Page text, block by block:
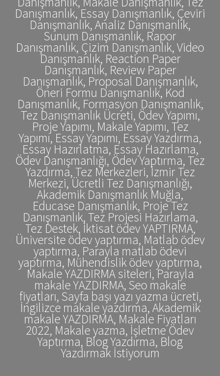
Danışmanlık, Essay Danışmanlık, Çeviri
Danışmanlık, Analiz Danışmanlık,
Sunum Danışmanlık, Rapor
Danışmanlık, Çizim Danışmanlık, Video
Danışmanlık, Reaction Paper
Danışmanlık, Review Paper
Danışmanlık, Proposal Danışmanlık,
Öneri Formu Danışmanlık, Kod
Danışmanlık, Formasyon Danışmanlık,
Tez Danışmanlık Ücreti, Ödev Yapımı,
Proje Yapımı, Makale Yapımı, Tez
Yapımı, Essay Yapımı, Essay Yazdırma,
Essay Hazırlatma, Essay Hazırlama,
Ödev Danışmanlığı, Ödev Yaptırma, Tez
Yazdırma, Tez Merkezleri, İzmir Tez
Merkezi, Ücretli Tez Danışmanlığı,
Akademik Danışmanlık Muğla,
Educase Danışmanlık, Proje Tez
Danışmanlık, Tez Projesi Hazırlama,
Tez Destek, İktisat ödev YAPTIRMA,
Üniversite ödev yaptırma, Matlab ödev
yaptırma, Parayla matlab ödevi
yaptırma, Mühendislik ödev yaptırma,
Makale YAZDIRMA siteleri, Parayla
makale YAZDIRMA, Seo makale
fiyatları, Sayfa başı yazı yazma ücreti,
İngilizce makale yazdırma, Akademik
makale YAZDIRMA, Makale Fiyatları
2022, Makale yazma, İşletme Ödev
Yaptırma, Blog Yazdırma, Blog
Yazdırmak İstiyorum